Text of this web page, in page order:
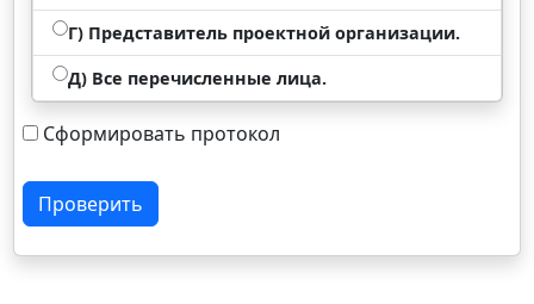
Г) Представитель проектной организации.
Д) Все перечисленные лица.
Сформировать протокол
Проверить